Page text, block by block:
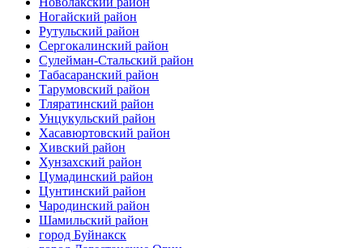
Ногайский район
Рутульский район
Сергокалинский район
Сулейман-Стальский район
Табасаранский район
Тарумовский район
Тляратинский район
Унцукульский район
Хасавюртовский район
Хивский район
Хунзахский район
Цумадинский район
Цунтинский район
Чародинский район
Шамильский район
город Буйнакск